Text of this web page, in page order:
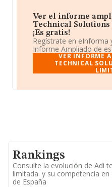
Ver el informe
Technical
¡Es gratis!
Regístrate en eInforma
Informe Ampliado de
VER INFORME
TECHNICAL
Rankings
Consulte la evolución de Adi
limitada. y su competencia
de España